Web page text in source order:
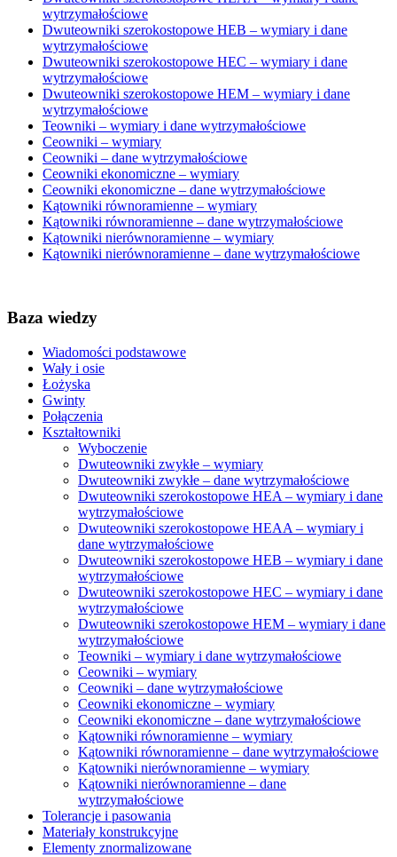
wytrzymałościowe
Dwuteowniki szerokostopowe HEB – wymiary i dane
wytrzymałościowe
Dwuteowniki szerokostopowe HEC – wymiary i dane
wytrzymałościowe
Dwuteowniki szerokostopowe HEM – wymiary i dane
wytrzymałościowe
Teowniki – wymiary i dane wytrzymałościowe
Ceowniki – wymiary
Ceowniki – dane wytrzymałościowe
Ceowniki ekonomiczne – wymiary
Ceowniki ekonomiczne – dane wytrzymałościowe
Kątowniki równoramienne – wymiary
Kątowniki równoramienne – dane wytrzymałościowe
Kątowniki nierównoramienne – wymiary
Kątowniki nierównoramienne – dane wytrzymałościowe
Baza wiedzy
Wiadomości podstawowe
Wały i osie
Łożyska
Gwinty
Połączenia
Kształtowniki
Wyboczenie
Dwuteowniki zwykłe – wymiary
Dwuteowniki zwykłe – dane wytrzymałościowe
Dwuteowniki szerokostopowe HEA – wymiary i dane
wytrzymałościowe
Dwuteowniki szerokostopowe HEAA – wymiary i
dane wytrzymałościowe
Dwuteowniki szerokostopowe HEB – wymiary i dane
wytrzymałościowe
Dwuteowniki szerokostopowe HEC – wymiary i dane
wytrzymałościowe
Dwuteowniki szerokostopowe HEM – wymiary i dane
wytrzymałościowe
Teowniki – wymiary i dane wytrzymałościowe
Ceowniki – wymiary
Ceowniki – dane wytrzymałościowe
Ceowniki ekonomiczne – wymiary
Ceowniki ekonomiczne – dane wytrzymałościowe
Kątowniki równoramienne – wymiary
Kątowniki równoramienne – dane wytrzymałościowe
Kątowniki nierównoramienne – wymiary
Kątowniki nierównoramienne – dane
wytrzymałościowe
Tolerancje i pasowania
Materiały konstrukcyjne
Elementy znormalizowane